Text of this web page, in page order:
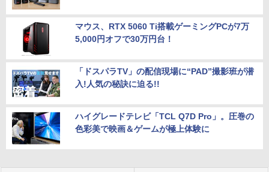
マウス、RTX 5060 Ti搭載ゲーミングPCが7万
5,000円オフで30万円台！
「ドスパラTV」の配信現場に“PAD”撮影班が潜
入!人気の秘訣に迫る!!
ハイグレードテレビ「TCL Q7D Pro」。圧巻の
色彩美で映画＆ゲームが極上体験に